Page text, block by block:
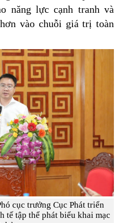
năng lực cạnh tranh và
vào chuỗi giá trị toàn
cục trưởng Cục Phát triển
tế tập thể phát biểu khai mạc